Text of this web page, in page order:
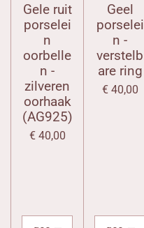
Gele ruit
porselei
n
oorbelle
n -
zilveren
oorhaak
(AG925)
€ 40,00
Geel
porselei
n -
verstelb
are ring
€ 40,00